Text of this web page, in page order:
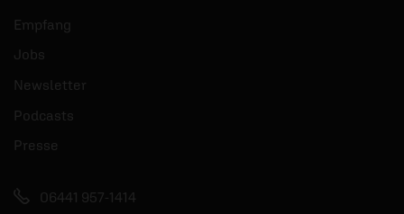
Empfang
Jobs
Newsletter
Podcasts
Presse
06441 957-1414